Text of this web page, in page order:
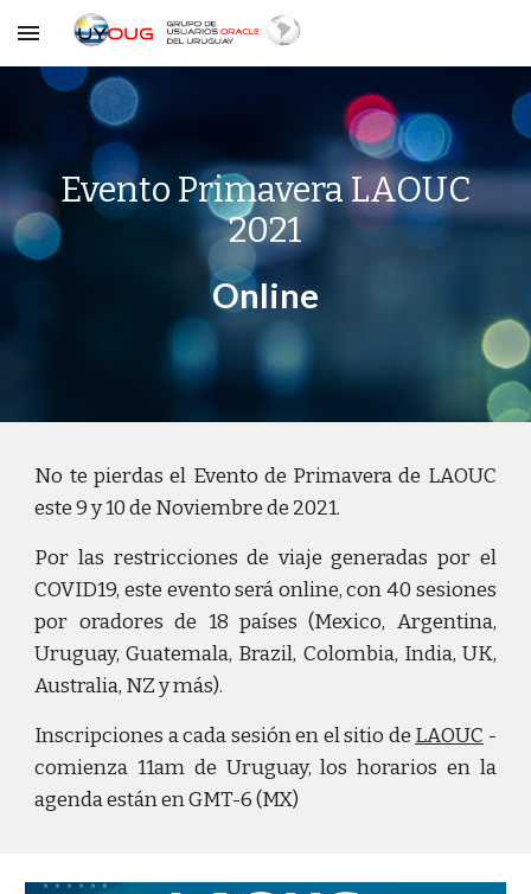
Skip to main content
Evento Primavera LAOUC
2021
Online
No te pierdas el Evento de Primavera de LAOUC
este 9 y 10 de Noviembre de 2021.
Por las restricciones de viaje generadas por el
COVID19, este evento será online, con 40 sesiones
por oradores de 18 países (Mexico, Argentina,
Uruguay, Guatemala, Brazil, Colombia, India, UK,
Australia, NZ y más).
Inscripciones a cada sesión en el sitio de LAOUC -
comienza 11am de Uruguay, los horarios en la
agenda están en GMT-6 (MX)